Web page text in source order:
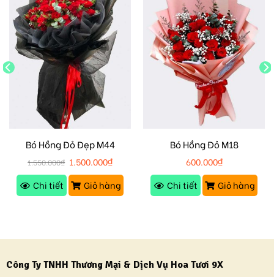
Bó Hồng Đỏ Đẹp M44
1.550.000₫ 1.500.000₫
Chi tiết
Giỏ hàng
Bó Hồng Đỏ M18
600.000₫
Chi tiết
Giỏ hàng
Công Ty TNHH Thương Mại & Dịch Vụ Hoa Tươi 9X